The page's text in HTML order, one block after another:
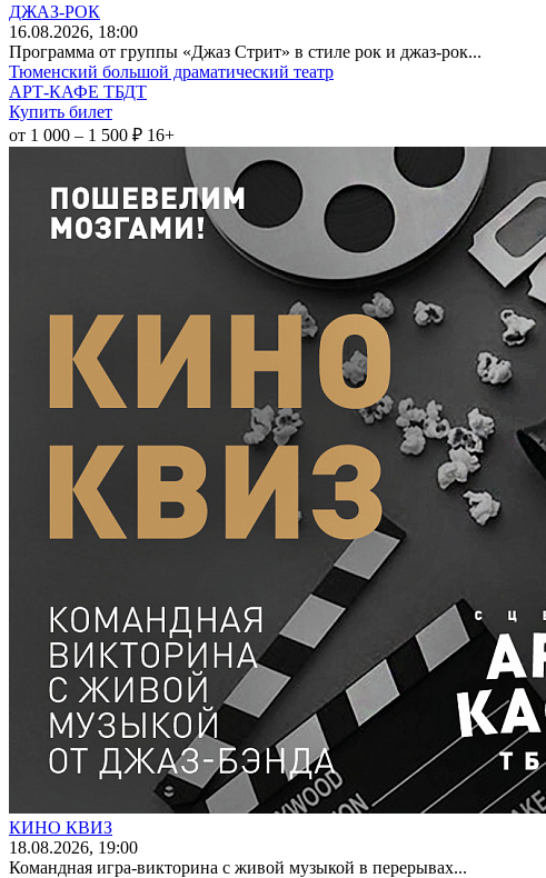
ДЖАЗ-РОК
16.08.2026, 18:00
Программа от группы «Джаз Стрит» в стиле рок и джаз-рок...
Тюменский большой драматический театр
АРТ-КАФЕ ТБДТ
Купить билет
от 1 000 – 1 500 ₽ 16+
КИНО КВИЗ
18.08.2026, 19:00
Командная игра-викторина с живой музыкой в перерывах...